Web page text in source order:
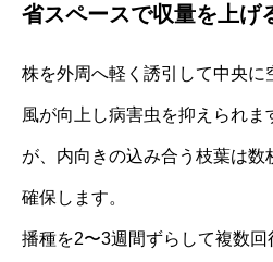
省スペースで収量を上げ
株を外周へ軽く誘引して中央に
風が向上し病害虫を抑えられ
が、内向きの込み合う枝葉は数
確保します。
播種を2〜3週間ずらして複数